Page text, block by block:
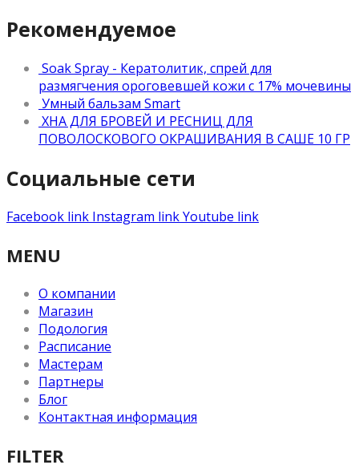
Рекомендуемое
Soak Spray - Кератолитик, спрей для
размягчения ороговевшей кожи с 17% мочевины
Умный бальзам Smart
ХНА ДЛЯ БРОВЕЙ И РЕСНИЦ ДЛЯ
ПОВОЛОСКОВОГО ОКРАШИВАНИЯ В САШЕ 10 ГР
Социальные сети
Facebook link Instagram linkYoutube link
MENU
О компании
Магазин
Подология
Расписание
Мастерам
Партнеры
Блог
Контактная информация
FILTER